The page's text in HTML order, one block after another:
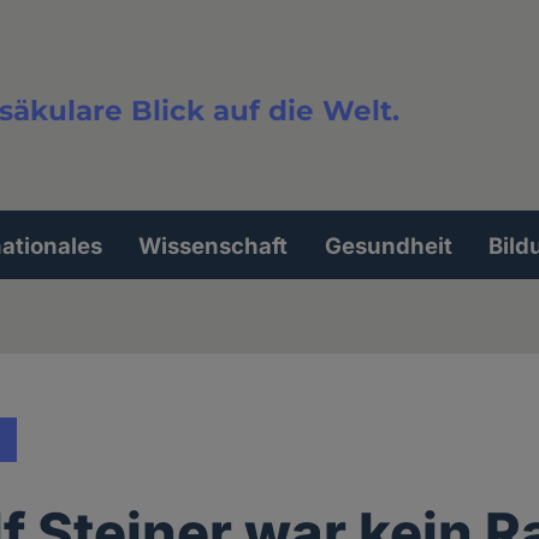
Blick auf die Welt.
Wissenschaft Gesundheit